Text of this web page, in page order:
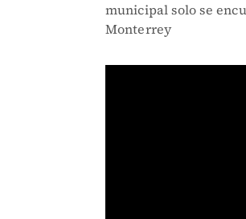
municipal solo se
Monterrey